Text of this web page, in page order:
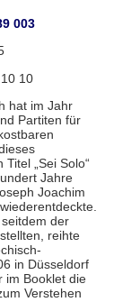
003
10
hat im Jahr
Partiten für
„Sei Solo“
Jahre
Joachim
der
reihte
in Düsseldorf
im Booklet die
Verstehen